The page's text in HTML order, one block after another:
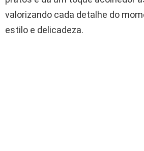
valorizando cada detalhe do
estilo e delicadeza.